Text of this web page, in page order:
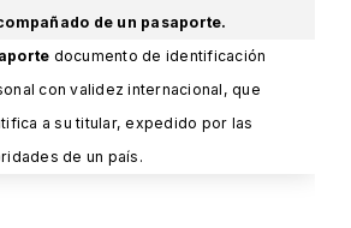
de un pasaporte.
documento de identificación
con validez internacional, que
a su titular, expedido por las
de un país.